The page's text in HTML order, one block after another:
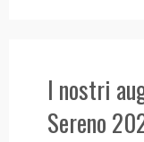
I nostri
Sereno